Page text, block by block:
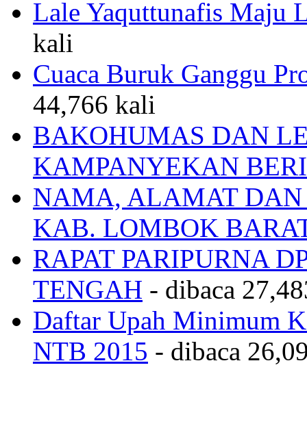
Balon Udara- dibaca
Lale Yaquttunafis Maju
kali
Cuaca Buruk Ganggu
44,766 kali
BAKOHUMAS DAN
KAMPANYEKAN
NAMA, ALAMAT DAN
KAB. LOMBOK
RAPAT PARIPURNA
TENGAH- dibaca
Daftar Upah Minimum